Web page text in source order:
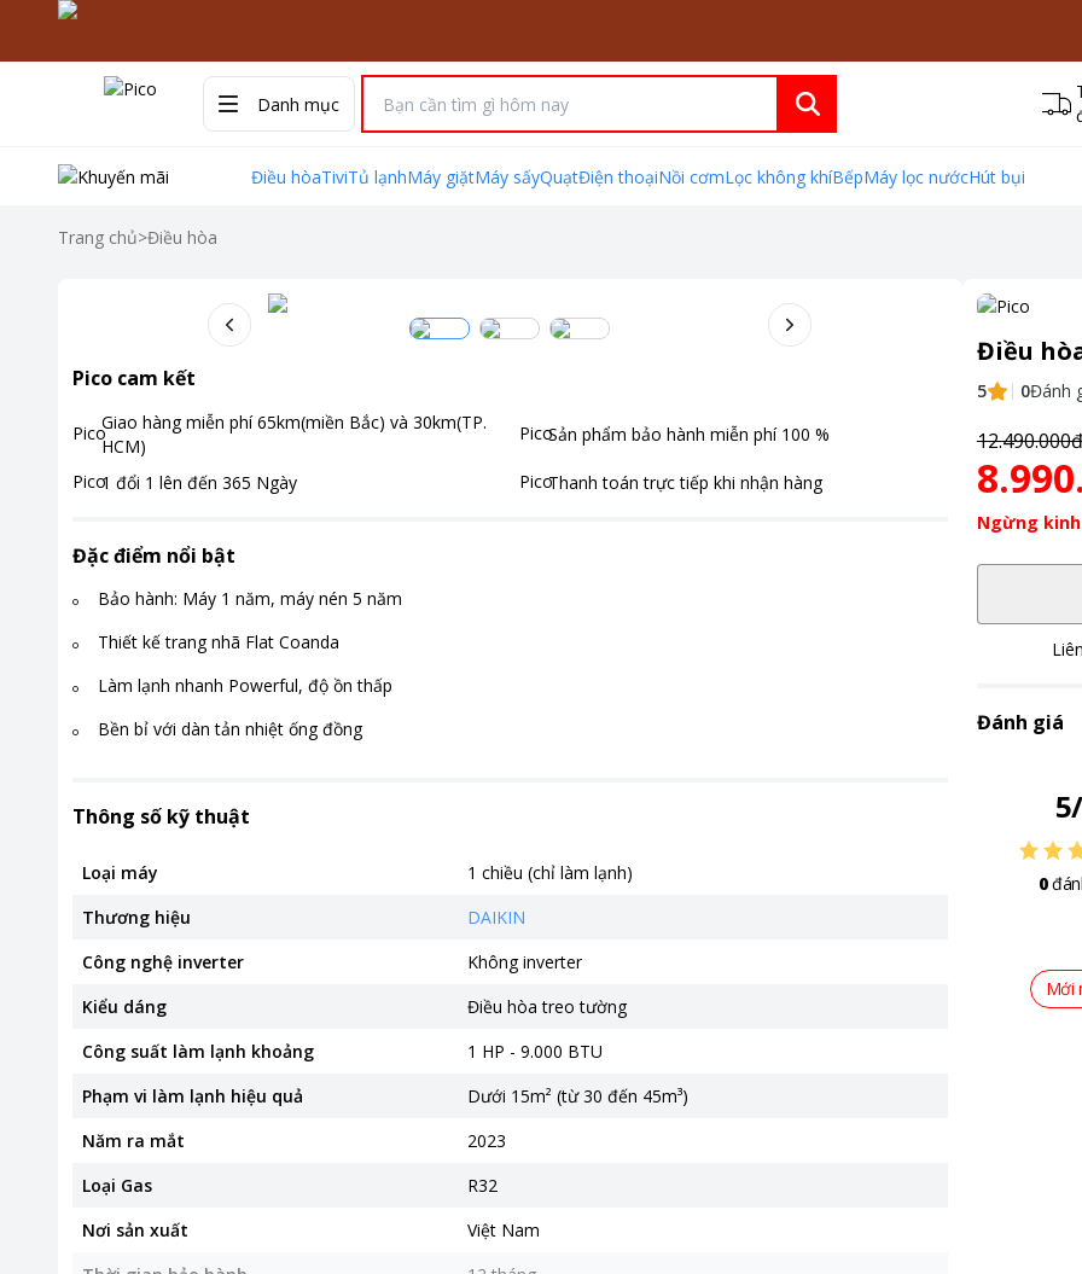
Danh mục
Điều hòaTiviTủ lạnhMáy giặtMáy sấyQuạtĐiện thoạiNồi cơmLọc không khíBếpMáy lọc nướcHút bụi
Trang chủ>Điều hòa
Pico cam kết
Giao hàng miễn phí 65km(miền Bắc) và 30km(TP.
HCM)
Sản phẩm bảo hành miễn phí 100 %
1 đổi 1 lên đến 365 Ngày Thanh toán trực tiếp khi nhận hàng
Đặc điểm nổi bật
Bảo hành: Máy 1 năm, máy nén 5 năm
Thiết kế trang nhã Flat Coanda
Làm lạnh nhanh Powerful, độ ồn thấp
Bền bỉ với dàn tản nhiệt ống đồng
Thông số kỹ thuật
Loại máy
1 chiều (chỉ làm lạnh)
Thương hiệu
DAIKIN
Công nghệ inverter
Không inverter
Kiểu dáng
Điều hòa treo tường
Công suất làm lạnh khoảng
1 HP - 9.000 BTU
Phạm vi làm lạnh hiệu quả
Dưới 15m² (từ 30 đến 45m³)
Năm ra mắt
2023
Loại Gas
R32
Nơi sản xuất
Việt Nam
Điều
5 0Đánh
12.490.000đ
Ngừng
Đánh giá
5/
0
Mới